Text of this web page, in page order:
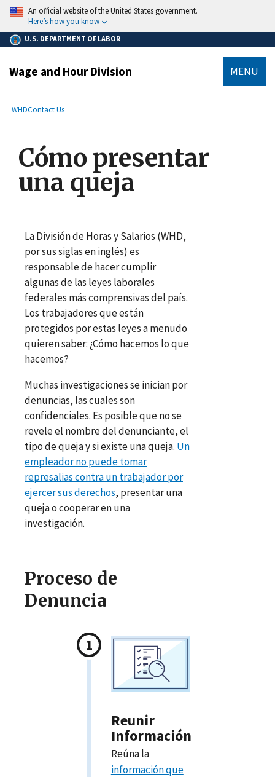
main
content
An official website of the United States government.
Here’s how you know
U.S. DEPARTMENT OF LABOR
Wage and Hour Division MENU
Breadcrumb
WHDContact Us
Cómo presentar
una queja
La División de Horas y Salarios (WHD,
por sus siglas en inglés) es
responsable de hacer cumplir
algunas de las leyes laborales
federales más comprensivas del país.
Los trabajadores que están
protegidos por estas leyes a menudo
quieren saber: ¿Cómo hacemos lo que
hacemos?
Muchas investigaciones se inician por
denuncias, las cuales son
confidenciales. Es posible que no se
revele el nombre del denunciante, el
tipo de queja y si existe una queja. Un
empleador no puede tomar
represalias contra un trabajador por
ejercer sus derechos, presentar una
queja o cooperar en una
investigación.
Proceso de
Denuncia
Reunir
Información
Reúna la
información que